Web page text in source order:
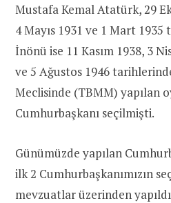
Mustafa Kemal Atatürk, 29
4 Mayıs 1931 ve 1 Mart
İnönü ise 11 Kasım 1938, 3
ve 5 Ağustos 1946
Meclisinde (TBMM) yapılan
Cumhurbaşkanı seçilmişti.
Günümüzde yapılan
ilk 2 Cumhurbaşkanımızın
mevzuatlar üzerinden